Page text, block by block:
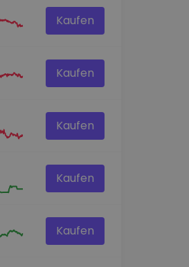
Kaufen
Kaufen
Kaufen
Kaufen
Kaufen